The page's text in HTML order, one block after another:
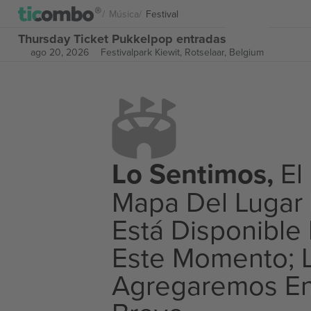
Música Festival
Thursday Ticket Pukkelpop entradas
ago 20, 2026 Festivalpark Kiewit, Rotselaar, Belgium
Lo Sentimos, El
Mapa Del Lugar
Está Disponible
Este Momento;
Agregaremos